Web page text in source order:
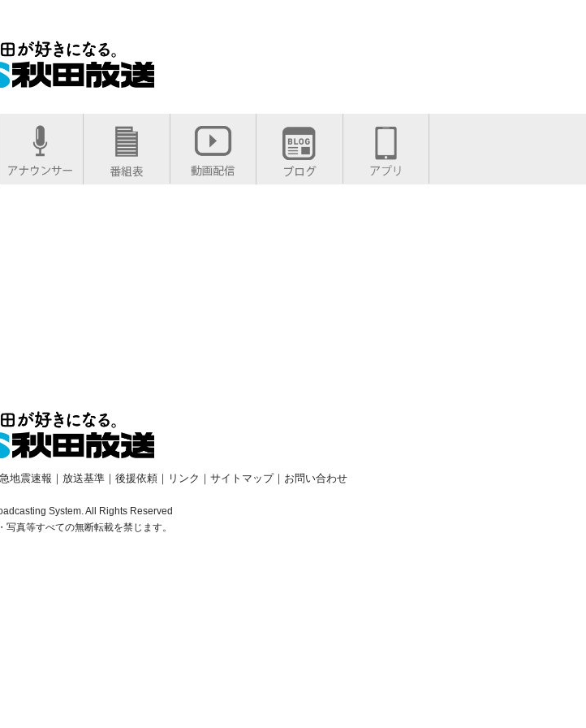
地震速報 ｜ 放送基準｜ 後援依頼｜ リンク ｜ サイトマップ｜ お問い合わせ
System. All Rights Reserved
写真等すべての無断転載を禁じます。